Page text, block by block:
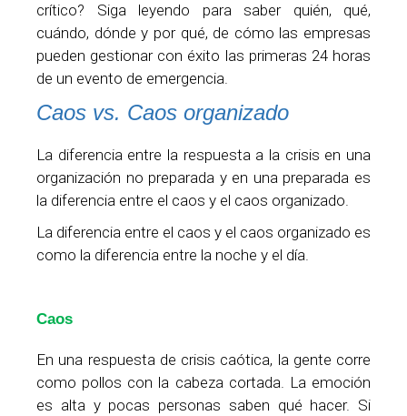
crítico? Siga leyendo para saber quién, qué,
cuándo, dónde y por qué, de cómo las empresas
pueden gestionar con éxito las primeras 24 horas
de un evento de emergencia.
Caos vs. Caos organizado
La diferencia entre la respuesta a la crisis en una
organización no preparada y en una preparada es
la diferencia entre el caos y el caos organizado.
La diferencia entre el caos y el caos organizado es
como la diferencia entre la noche y el día.
Caos
En una respuesta de crisis caótica, la gente corre
como pollos con la cabeza cortada. La emoción
es alta y pocas personas saben qué hacer. Si